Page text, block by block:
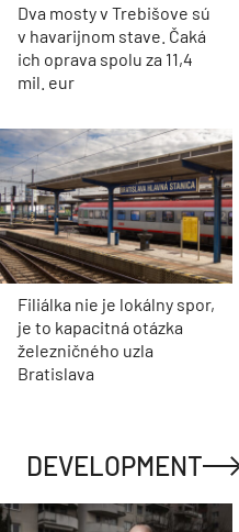
Dva mosty v Trebišove sú
v havarijnom stave. Čaká
ich oprava spolu za 11,4
mil. eur
Filiálka nie je lokálny spor,
je to kapacitná otázka
železničného uzla
Bratislava
DEVELOPMENT